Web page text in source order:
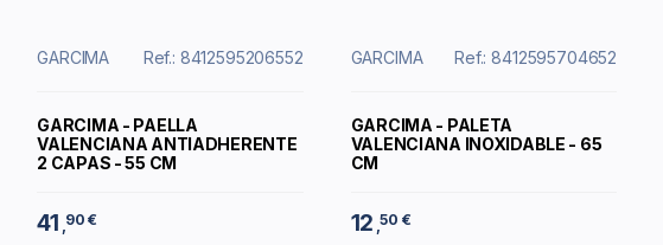
GARCIMA Ref.: 8412595206552
GARCIMA - PAELLA
VALENCIANA ANTIADHERENTE
2 CAPAS - 55 CM
41 ,90 €
GARCIMA Ref.: 8412595704652
GARCIMA - PALETA
VALENCIANA INOXIDABLE - 65
CM
12 ,50 €